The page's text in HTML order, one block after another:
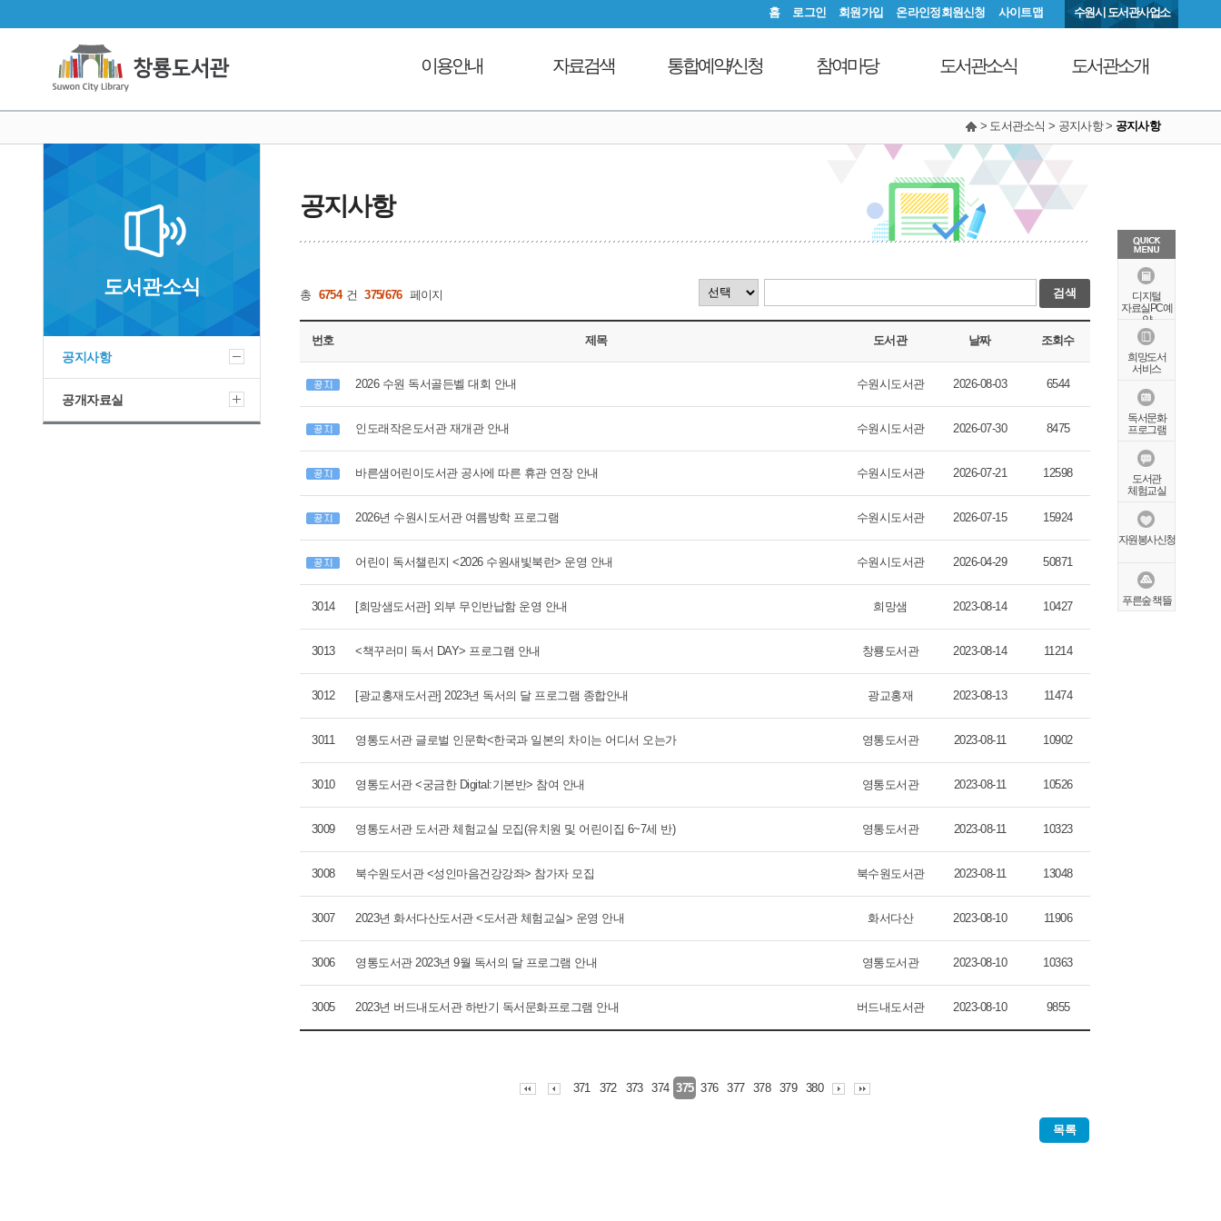
홈 로그인 회원가입 온라인정회원신청 사이트맵 수원시 도서관사업소
이용안내
자료기증
FAQ
자료검색
추천도서
지역도서관 통합검색
통합예약/신청
열람실좌석현황
참여마당 도서관소식
공지사항
공개자료실
도서관소개
연혁
도서관소식
공지사항
공개자료실
> 도서관소식 > 공지사항 > 공지사항
공지사항
총 6754 건 375/676 페이지 검색
번호 제목 도서관 날짜 조회수
2026 수원 독서골든벨 대회 안내 수원시도서관 2026-08-03 6544
인도래작은도서관 재개관 안내 수원시도서관 2026-07-30 8475
바른샘어린이도서관 공사에 따른 휴관 연장 안내 수원시도서관 2026-07-21 12598
2026년 수원시도서관 여름방학 프로그램 수원시도서관 2026-07-15 15924
어린이 독서챌린지 <2026 수원새빛북런> 운영 안내 수원시도서관 2026-04-29 50871
3014 [희망샘도서관] 외부 무인반납함 운영 안내 희망샘 2023-08-14 10427
3013 <책꾸러미 독서 DAY> 프로그램 안내 창룡도서관 2023-08-14 11214
3012 [광교홍재도서관] 2023년 독서의 달 프로그램 종합안내 광교홍재 2023-08-13 11474
3011 영통도서관 글로벌 인문학<한국과 일본의 차이는 어디서 오는가 영통도서관 2023-08-11 10902
3010 영통도서관 <궁금한 Digital:기본반> 참여 안내 영통도서관 2023-08-11 10526
3009 영통도서관 도서관 체험교실 모집(유치원 및 어린이집 6~7세 반) 영통도서관 2023-08-11 10323
3008 북수원도서관 <성인마음건강강좌> 참가자 모집 북수원도서관 2023-08-11 13048
3007 2023년 화서다산도서관 <도서관 체험교실> 운영 안내 화서다산 2023-08-10 11906
3006 영통도서관 2023년 9월 독서의 달 프로그램 안내 영통도서관 2023-08-10 10363
3005 2023년 버드내도서관 하반기 독서문화프로그램 안내 버드내도서관 2023-08-10 9855
371 372 373 374 375 376 377 378 379 380
목록
디지털
자료실PC예
약
희망도서
서비스
독서문화
프로그램
도서관
체험교실
자원봉사신청
푸른숲 책뜰